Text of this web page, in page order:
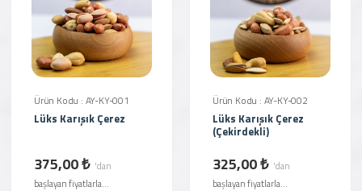
Ürün Kodu : AY-KY-001
Lüks Karışık Çerez
375,00 ₺ 'dan
başlayan fiyatlarla...
Ürün Kodu : AY-KY-002
Lüks Karışık Çerez
(Çekirdekli)
325,00 ₺ 'dan
başlayan fiyatlarla...